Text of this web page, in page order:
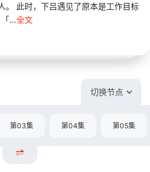
。 此时，下吕遇见了原本是工作目标
...全文
切换节点
第03集 第04集 第05集